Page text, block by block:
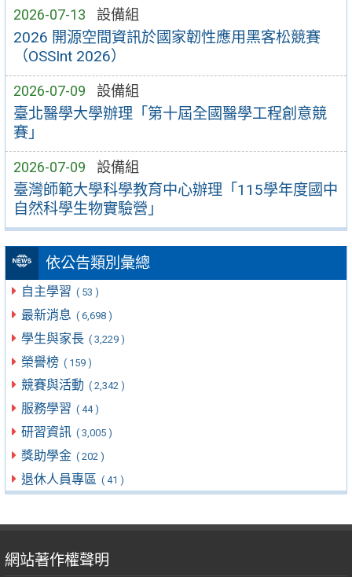
2026-07-13 設備組
2026 開源空間資訊於國家韌性應用黑客松競賽
（OSSInt 2026）
2026-07-09 設備組
臺北醫學大學辦理「第十屆全國醫學工程創意競
賽」
2026-07-09 設備組
臺灣師範大學科學教育中心辦理「115學年度國中
自然科學生物實驗營」
依公告類別彙總
自主學習 ( 53 )
最新消息 ( 6,698 )
學生與家長 ( 3,229 )
榮譽榜 ( 159 )
競賽與活動 ( 2,342 )
服務學習 ( 44 )
研習資訊 ( 3,005 )
獎助學金 ( 202 )
退休人員專區 ( 41 )
網站著作權聲明